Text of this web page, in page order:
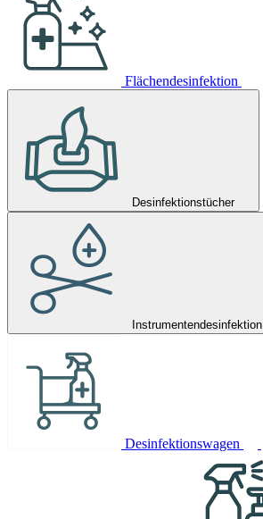
Flächendesinfektion
Desinfektionstücher
Instrumentendesinfektion
Desinfektionswagen